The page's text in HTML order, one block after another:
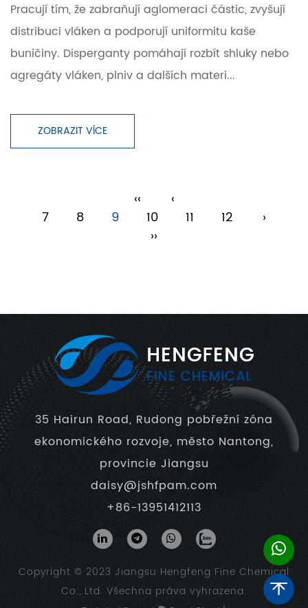
Pracují tím, že zabraňují aglomeraci částic, zvyšují
distribuci vláken a podporují uniformitu kaše
buničiny. Disperganty pomáhají rozbít shluky nebo
agregáty vláken, plniv a dalších materi...
ZOBRAZIT VÍCE
‹‹
‹
7
8 9 10 11 12
›
››
35 Hairun Road, Rudong pobřežní zóna
ekonomického rozvoje, město Nantong,
provincie Jiangsu
daisy@jshfpam.com
+86-13951412113
Copyright © 2023 Jiangsu Hengfeng Fine Chemical
Co., Ltd. Všechna práva vyhrazena.